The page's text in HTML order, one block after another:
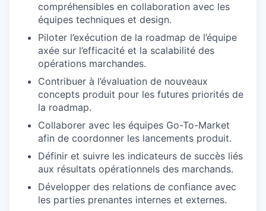
compréhensibles en collaboration avec les
équipes techniques et design.
Piloter l’exécution de la roadmap de l’équipe
axée sur l’efficacité et la scalabilité des
opérations marchandes.
Contribuer à l’évaluation de nouveaux
concepts produit pour les futures priorités de
la roadmap.
Collaborer avec les équipes Go-To-Market
afin de coordonner les lancements produit.
Définir et suivre les indicateurs de succès liés
aux résultats opérationnels des marchands.
Développer des relations de confiance avec
les parties prenantes internes et externes.